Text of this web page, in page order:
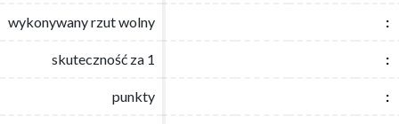
wykonywany rzut wolny :
skuteczność za 1 :
punkty :
wykonywany rzut wolny :
skuteczność za 1 :
punkty :